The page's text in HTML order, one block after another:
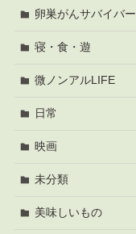
卵巣がんサバイバー
寝・食・遊
微ノンアルLIFE
日常
映画
未分類
美味しいもの